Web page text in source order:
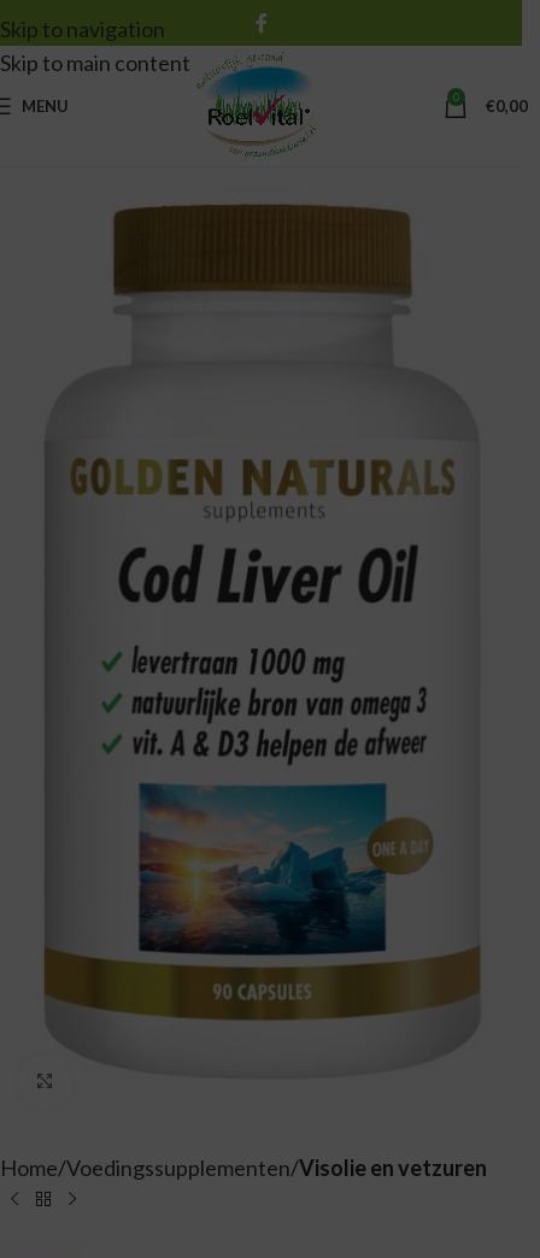
Skip to navigation
Skip to main content
MENU 0 €0,00
Home Voedingssupplementen Visolie en vetzuren